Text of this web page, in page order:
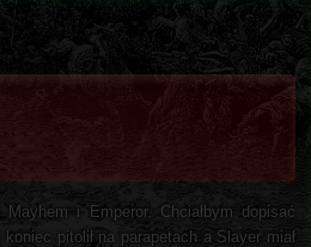
i Emperor. Chciałbym dopisać
pitolił na parapetach a Slayer miał